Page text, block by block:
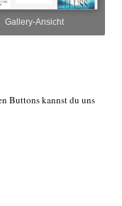
Gallery-Ansicht
Buttons kannst du uns